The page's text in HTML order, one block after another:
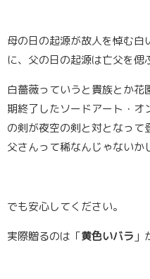
母の日の起源が故人を悼む白
に、父の日の起源は亡父を偲
白薔薇っていうと貴族とか
期終了したソードアート・
の剣が夜空の剣と対となっ
父さんって稀なんじゃないか
でも安心してください。
実際贈るのは「黄色いバラ